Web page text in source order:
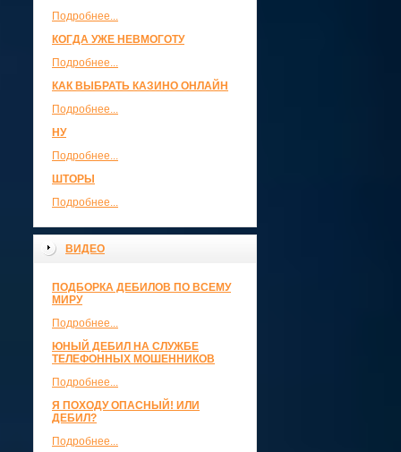
Подробнее...
КОГДА УЖЕ НЕВМОГОТУ
Подробнее...
КАК ВЫБРАТЬ КАЗИНО ОНЛАЙН
Подробнее...
НУ
Подробнее...
ШТОРЫ
Подробнее...
ВИДЕО
ПОДБОРКА ДЕБИЛОВ ПО ВСЕМУ
МИРУ
Подробнее...
ЮНЫЙ ДЕБИЛ НА СЛУЖБЕ
ТЕЛЕФОННЫХ МОШЕННИКОВ
Подробнее...
Я ПОХОДУ ОПАСНЫЙ! ИЛИ
ДЕБИЛ?
Подробнее...